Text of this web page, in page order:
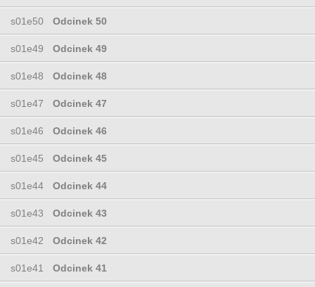
s01e50 Odcinek 50
s01e49 Odcinek 49
s01e48 Odcinek 48
s01e47 Odcinek 47
s01e46 Odcinek 46
s01e45 Odcinek 45
s01e44 Odcinek 44
s01e43 Odcinek 43
s01e42 Odcinek 42
s01e41 Odcinek 41